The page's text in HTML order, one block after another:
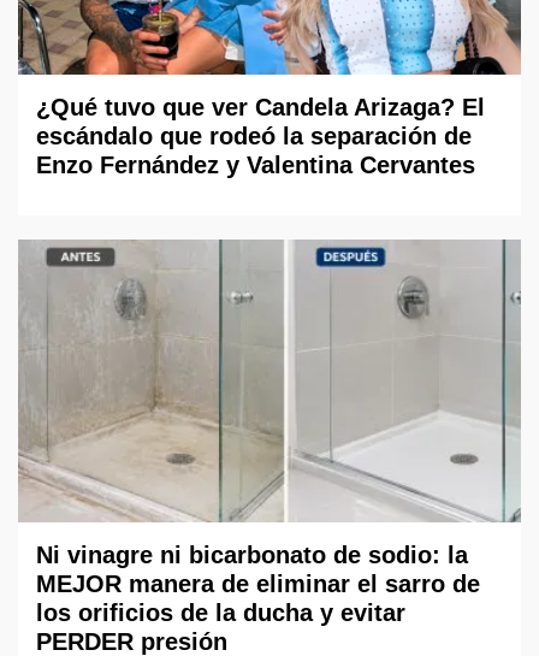
¿Qué tuvo que ver Candela Arizaga? El
escándalo que rodeó la separación de
Enzo Fernández y Valentina Cervantes
Ni vinagre ni bicarbonato de sodio: la
MEJOR manera de eliminar el sarro de
los orificios de la ducha y evitar
PERDER presión